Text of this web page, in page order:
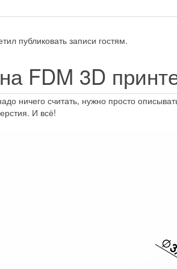
публиковать записи гостям.
FDM 3D
ничего считать, нужно просто
И всё!